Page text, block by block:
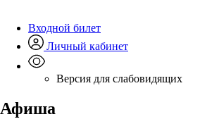
Входной билет
Личный кабинет
Версия для слабовидящих
Афиша